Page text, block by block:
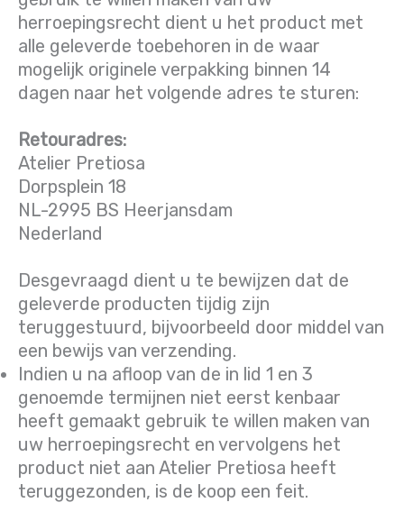
herroepingsrecht dient u het product met
alle geleverde toebehoren in de waar
mogelijk originele verpakking binnen 14
dagen naar het volgende adres te sturen:
Retouradres:
Atelier Pretiosa
Dorpsplein 18
NL-2995 BS Heerjansdam
Nederland
Desgevraagd dient u te bewijzen dat de
geleverde producten tijdig zijn
teruggestuurd, bijvoorbeeld door middel van
een bewijs van verzending.
Indien u na afloop van de in lid 1 en 3
genoemde termijnen niet eerst kenbaar
heeft gemaakt gebruik te willen maken van
uw herroepingsrecht en vervolgens het
product niet aan Atelier Pretiosa heeft
teruggezonden, is de koop een feit.